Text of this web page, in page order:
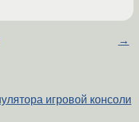
→
игровой консоли